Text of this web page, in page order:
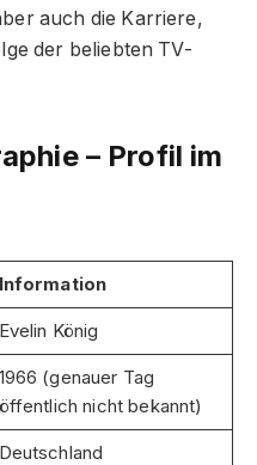
auch die Karriere,
der beliebten TV-
– Profil im
Information
Evelin König
1966 (genauer Tag
öffentlich nicht bekannt)
Deutschland